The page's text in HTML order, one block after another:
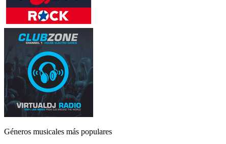
Géneros musicales más populares